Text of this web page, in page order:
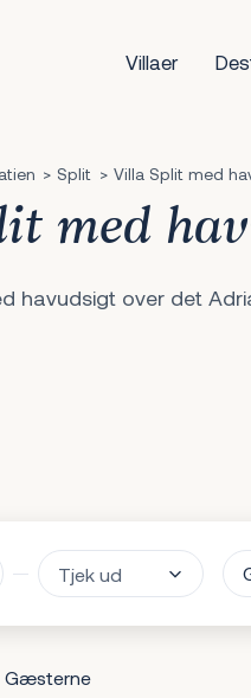
Villaer
Split Villa Split med
med
havudsigt over det
Gæsterne